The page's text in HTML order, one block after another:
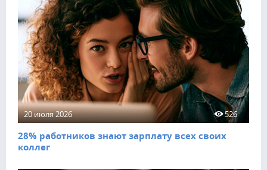
20 июля 2026 526
28% работников знают зарплату всех своих
коллег